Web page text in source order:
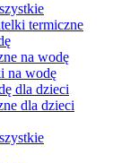
termiczne
na wodę
na wodę
dla dzieci
dla dzieci